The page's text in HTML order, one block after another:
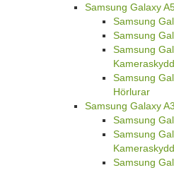
Samsung Galaxy
Samsung
Samsung
Samsung
Kameraskydd
Samsung
Hörlurar
Samsung Galaxy
Samsung
Samsung
Kameraskydd
Samsung